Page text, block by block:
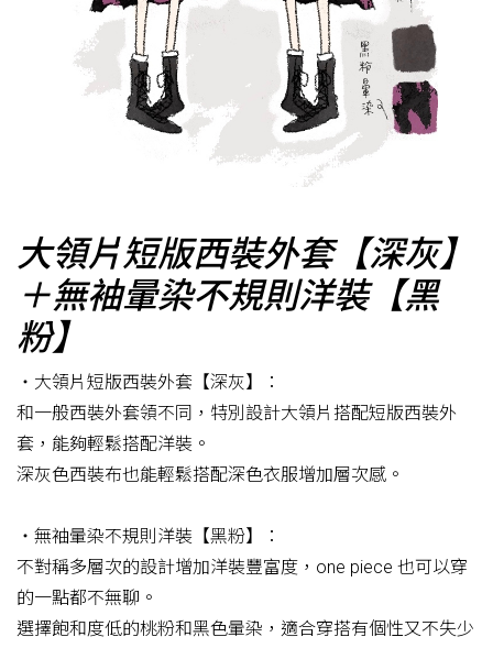
大領片短版西裝外套【深灰】
＋無袖暈染不規則洋裝【黑
粉】
・大領片短版西裝外套【深灰】：
和一般西裝外套領不同，特別設計大領片搭配短版西裝外
套，能夠輕鬆搭配洋裝。
深灰色西裝布也能輕鬆搭配深色衣服增加層次感。
・無袖暈染不規則洋裝【黑粉】：
不對稱多層次的設計增加洋裝豐富度，one piece 也可以穿
的一點都不無聊。
選擇飽和度低的桃粉和黑色暈染，適合穿搭有個性又不失少